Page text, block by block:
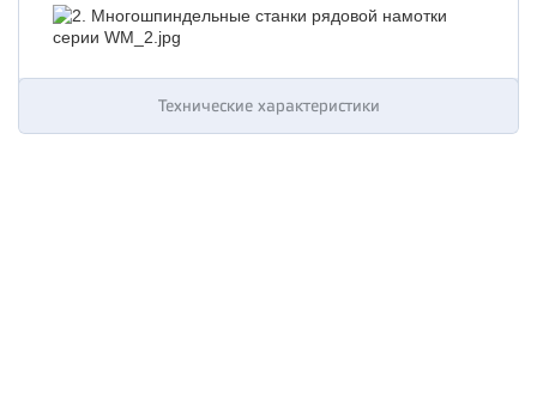
Технические характеристики